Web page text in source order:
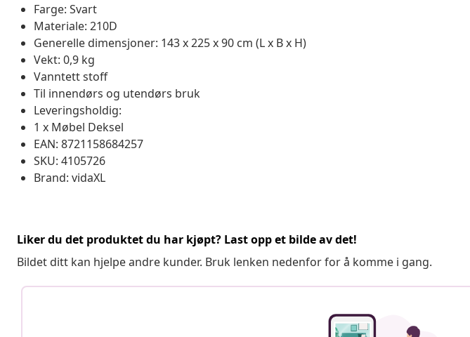
Farge: Svart
Materiale: 210D
Generelle dimensjoner: 143 x 225 x 90 cm (L x B x H)
Vekt: 0,9 kg
Vanntett stoff
Til innendørs og utendørs bruk
Leveringsholdig:
1 x Møbel Deksel
EAN: 8721158684257
SKU: 4105726
Brand: vidaXL
Liker du det produktet du har kjøpt? Last opp et bilde av det!
Bildet ditt kan hjelpe andre kunder. Bruk lenken nedenfor for å komme i gang.